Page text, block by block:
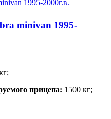
minivan 1995-
прицепа: 1500 кг;